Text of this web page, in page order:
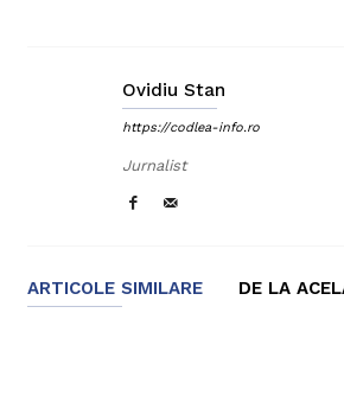
Ovidiu Stan
https://codlea-info.ro
Jurnalist
ARTICOLE SIMILARE DE LA